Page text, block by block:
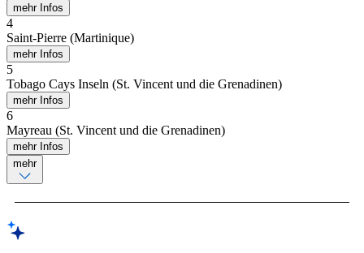
mehr Infos
4
Saint-Pierre (Martinique)
mehr Infos
5
Tobago Cays Inseln (St. Vincent und die Grenadinen)
mehr Infos
6
Mayreau (St. Vincent und die Grenadinen)
mehr Infos
mehr